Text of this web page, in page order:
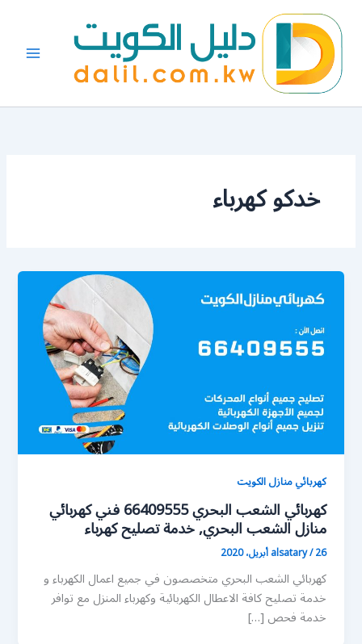
المحتوى
خدكو كهرباء
كهربائي منازل الكويت
كهربائي الشعب البحري 66409555 فني كهربائي
منازل الشعب البحري, خدمة تصليح كهرباء
alsatary/26 أبريل، 2020
كهربائي الشعب البحري متخصصون في جميع اعمال الكهرباء و
خدمة تصليح كافة الاعطال الكهربائية وكهرباء المنزل مع توافر
خدمة فحص […]